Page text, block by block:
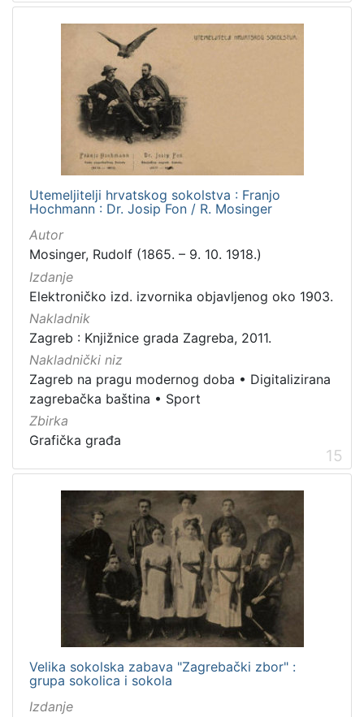
Utemeljitelji hrvatskog sokolstva : Franjo
Hochmann : Dr. Josip Fon / R. Mosinger
Autor
Mosinger, Rudolf (1865. – 9. 10. 1918.)
Izdanje
Elektroničko izd. izvornika objavljenog oko 1903.
Nakladnik
Zagreb : Knjižnice grada Zagreba, 2011.
Nakladnički niz
Zagreb na pragu modernog doba • Digitalizirana
zagrebačka baština • Sport
Zbirka
Grafička građa
15
Velika sokolska zabava "Zagrebački zbor" :
grupa sokolica i sokola
Izdanje